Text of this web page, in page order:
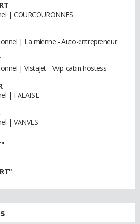
| COURCOURONNES
| La mienne - Auto-entrepreneur
| Vistajet - Vvip cabin hostess
| FALAISE
| VANVES